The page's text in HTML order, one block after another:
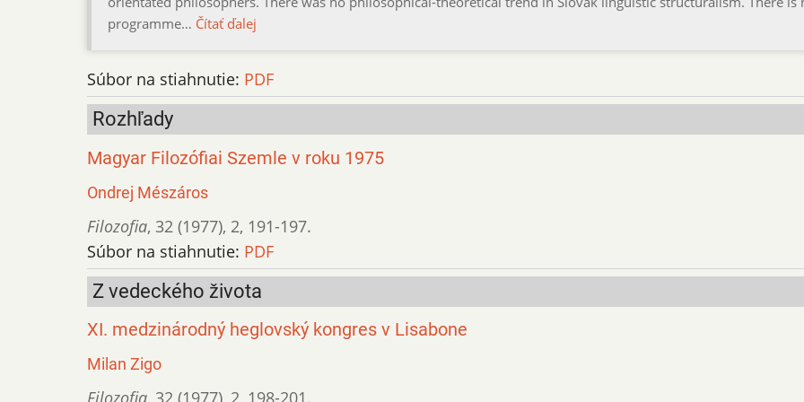
programme… Čítať ďalej
Súbor na stiahnutie: PDF
Rozhľady
Magyar Filozófiai Szemle v roku 1975
Ondrej Mészáros
Filozofia, 32 (1977), 2, 191-197.
Súbor na stiahnutie: PDF
Z vedeckého života
XI. medzinárodný heglovský kongres v Lisabone
Milan Zigo